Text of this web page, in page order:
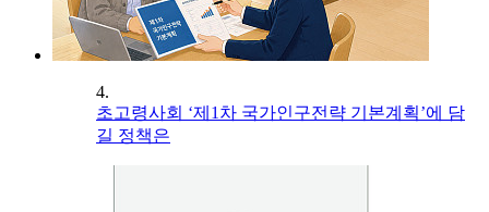
4.
초고령사회 ‘제1차 국가인구전략 기본계획’에 담
길 정책은